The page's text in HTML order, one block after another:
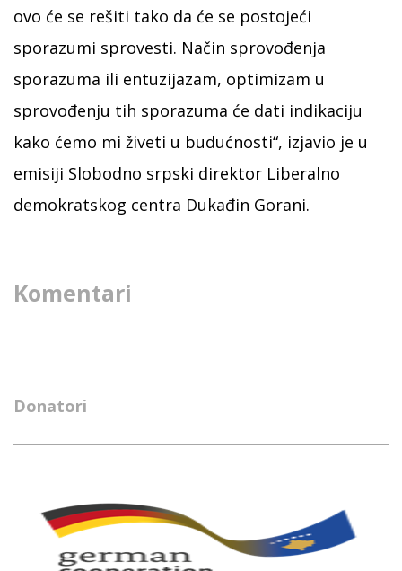
ovo će se rešiti tako da će se postojeći
sporazumi sprovesti. Način sprovođenja
sporazuma ili entuzijazam, optimizam u
sprovođenju tih sporazuma će dati indikaciju
kako ćemo mi živeti u budućnosti“, izjavio je u
emisiji Slobodno srpski direktor Liberalno
demokratskog centra Dukađin Gorani.
Komentari
Donatori